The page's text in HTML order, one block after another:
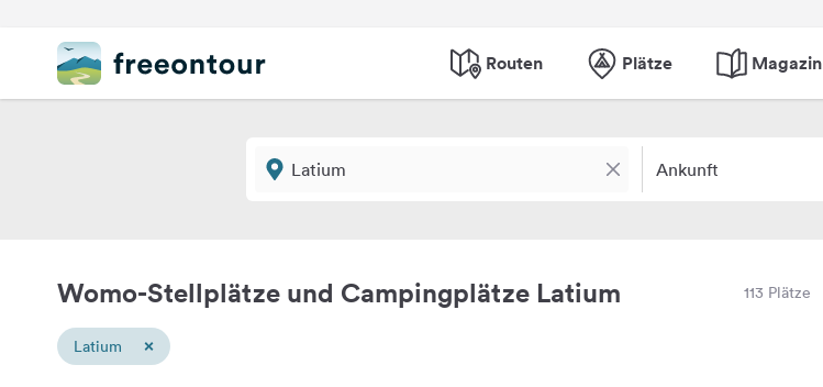
Routen Plätze Magazin
Ankunft
Womo-Stellplätze und Campingplätze Latium 113 Plätze
Latium ×